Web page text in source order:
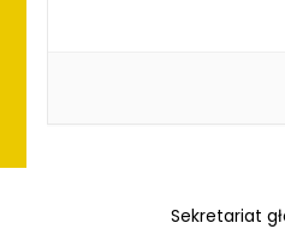
Sekretariat